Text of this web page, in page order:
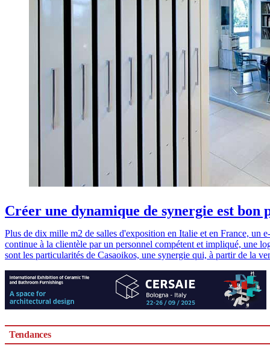
Créer une dynamique de synergie est bon
Plus de dix mille m2 de salles d'exposition en Italie et en France, un
continue à la clientèle par un personnel compétent et impliqué, une
sont les particularités de Casaoikos, une synergie qui, à partir de la
Tendances